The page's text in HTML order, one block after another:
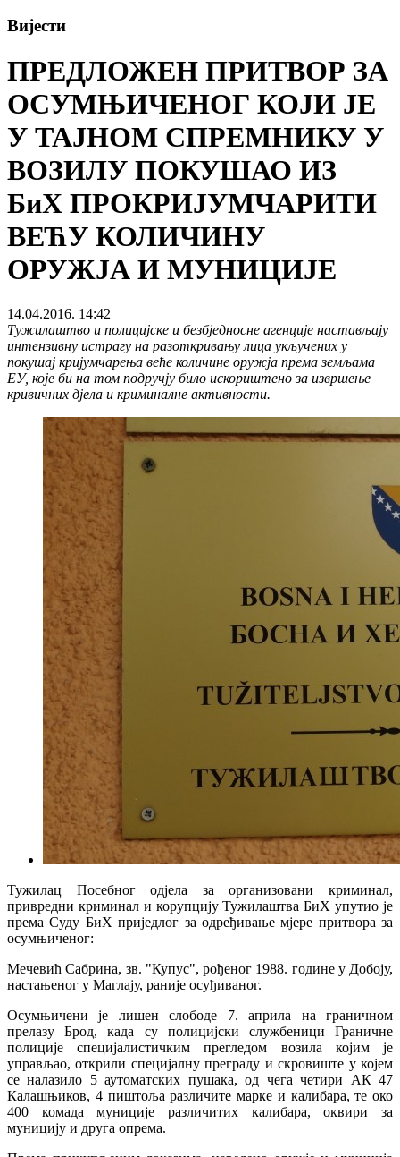
Вијести
ПРЕДЛОЖЕН ПРИТВОР ЗА
ОСУМЊИЧЕНОГ КОЈИ ЈЕ
У ТАЈНОМ СПРЕМНИКУ У
ВОЗИЛУ ПОКУШАО ИЗ
БиХ ПРОКРИЈУМЧАРИТИ
ВЕЋУ КОЛИЧИНУ
ОРУЖЈА И МУНИЦИЈЕ
14.04.2016. 14:42
Тужилаштво и полицијске и безбједносне агенције настављају
интензивну истрагу на разоткривању лица укључених у
покушај кријумчарења веће количине оружја према земљама
ЕУ, које би на том подручју било искориштено за извршење
кривичних дјела и криминалне активности.
Тужилац Посебног одјела за организовани криминал,
привредни криминал и корупцију Тужилаштва БиХ упутио је
према Суду БиХ приједлог за одређивање мјере притвора за
осумњиченог:
Мечевић Сабрина, зв. "Купус", рођеног 1988. године у Добоју,
настањеног у Маглају, раније осуђиваног.
Осумњичени је лишен слободе 7. априла на граничном
прелазу Брод, када су полицијски службеници Граничне
полиције специјалистичким прегледом возила којим је
управљао, открили специјалну преграду и скровиште у којем
се налазило 5 аутоматских пушака, од чега четири АК 47
Калашњиков, 4 пиштоља различите марке и калибара, те око
400 комада муниције различитих калибара, оквири за
муницију и друга опрема.